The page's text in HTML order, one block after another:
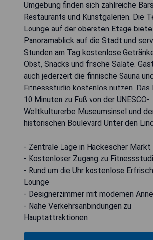
Umgebung finden sich zahlreiche
Restaurants und Kunstgalerien. Die
Lounge auf der obersten Etage
Panoramablick auf die Stadt und
Stunden am Tag kostenlose
Obst, Snacks und frische Salate.
auch jederzeit die finnische Sauna
Fitnessstudio kostenlos nutzen. Das
10 Minuten zu Fuß von der UNESCO-
Weltkulturerbe Museumsinsel und
historischen Boulevard Unter den
- Zentrale Lage in Hackescher Markt
- Kostenloser Zugang zu
- Rund um die Uhr kostenlose
Lounge
- Designerzimmer mit modernen
- Nahe Verkehrsanbindungen zu
Hauptattraktionen